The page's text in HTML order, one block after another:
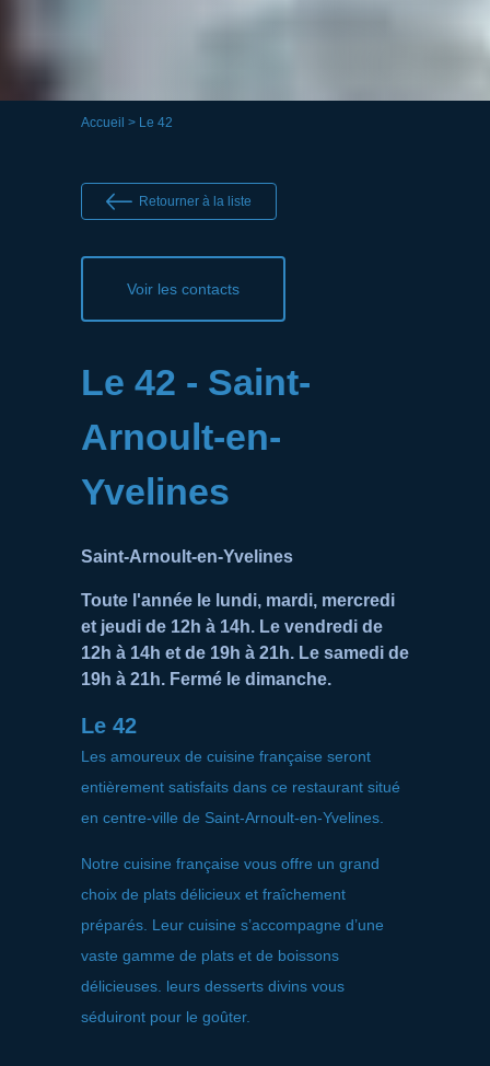
Accueil > Le 42
Retourner à la liste
Voir les contacts
Le 42 - Saint-
Arnoult-en-
Yvelines
Saint-Arnoult-en-Yvelines
Toute l'année le lundi, mardi, mercredi
et jeudi de 12h à 14h. Le vendredi de
12h à 14h et de 19h à 21h. Le samedi de
19h à 21h. Fermé le dimanche.
Le 42
Les amoureux de cuisine française seront
entièrement satisfaits dans ce restaurant situé
en centre-ville de Saint-Arnoult-en-Yvelines.
Notre cuisine française vous offre un grand
choix de plats délicieux et fraîchement
préparés. Leur cuisine s’accompagne d’une
vaste gamme de plats et de boissons
délicieuses. leurs desserts divins vous
séduiront pour le goûter.